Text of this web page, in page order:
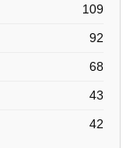
109
92
68
43
42